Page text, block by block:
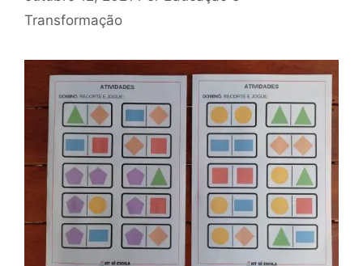
Transformação